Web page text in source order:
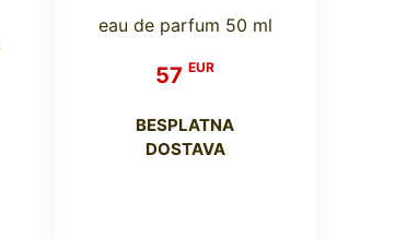
eau de parfum 50 ml
57 EUR
BESPLATNA
DOSTAVA